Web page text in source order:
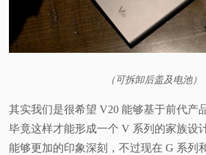
（可拆卸后盖及电池）
其实我们是很希望 V20 能够基于前代产
毕竟这样才能形成一个 V 系列的家族设
能够更加的印象深刻，不过现在 G 系列